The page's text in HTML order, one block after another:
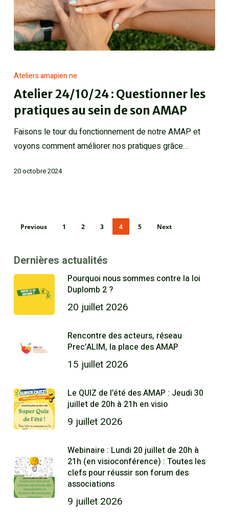
Ateliers amapien·ne
Atelier 24/10/24 : Questionner les
pratiques au sein de son AMAP
Faisons le tour du fonctionnement de notre AMAP et
voyons comment améliorer nos pratiques grâce…
20 octobre 2024
Previous 1 2 3 4 5 Next
Dernières actualités
Pourquoi nous sommes contre la loi
Duplomb 2 ?
20 juillet 2026
Rencontre des acteurs, réseau
Prec’ALIM, la place des AMAP
15 juillet 2026
Le QUIZ de l’été des AMAP : Jeudi 30
juillet de 20h à 21h en visio
9 juillet 2026
Webinaire : Lundi 20 juillet de 20h à
21h (en visioconférence) : Toutes les
clefs pour réussir son forum des
associations
9 juillet 2026